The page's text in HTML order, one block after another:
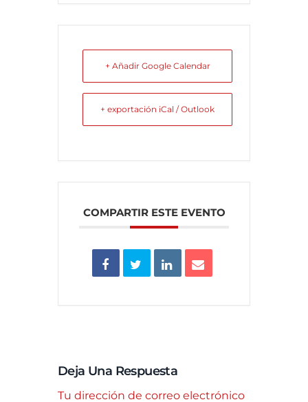
+ Añadir Google Calendar
+ exportación iCal / Outlook
COMPARTIR ESTE EVENTO
Deja Una Respuesta
Tu dirección de correo electrónico